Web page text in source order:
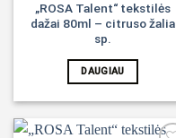
„ROSA Talent“ tekstilės
dažai 80ml – citruso žalia
sp.
DAUGIAU